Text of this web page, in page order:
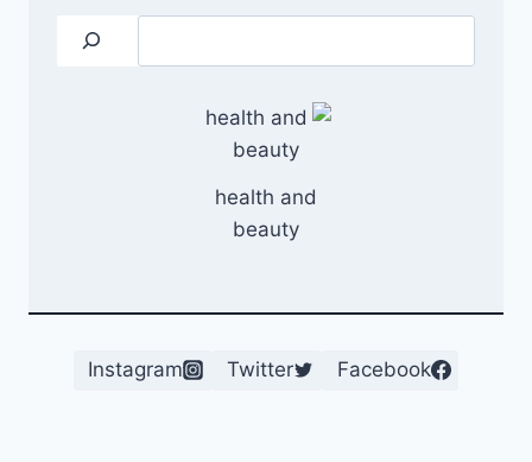
health and
beauty
Facebook
Twitter
Instagram